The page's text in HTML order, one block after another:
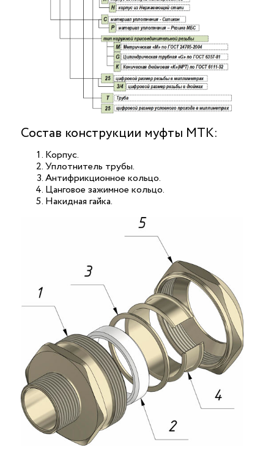
Состав конструкции муфты МТК:
Корпус.
Уплотнитель трубы.
Антифрикционное кольцо.
Цанговое зажимное кольцо.
Накидная гайка.